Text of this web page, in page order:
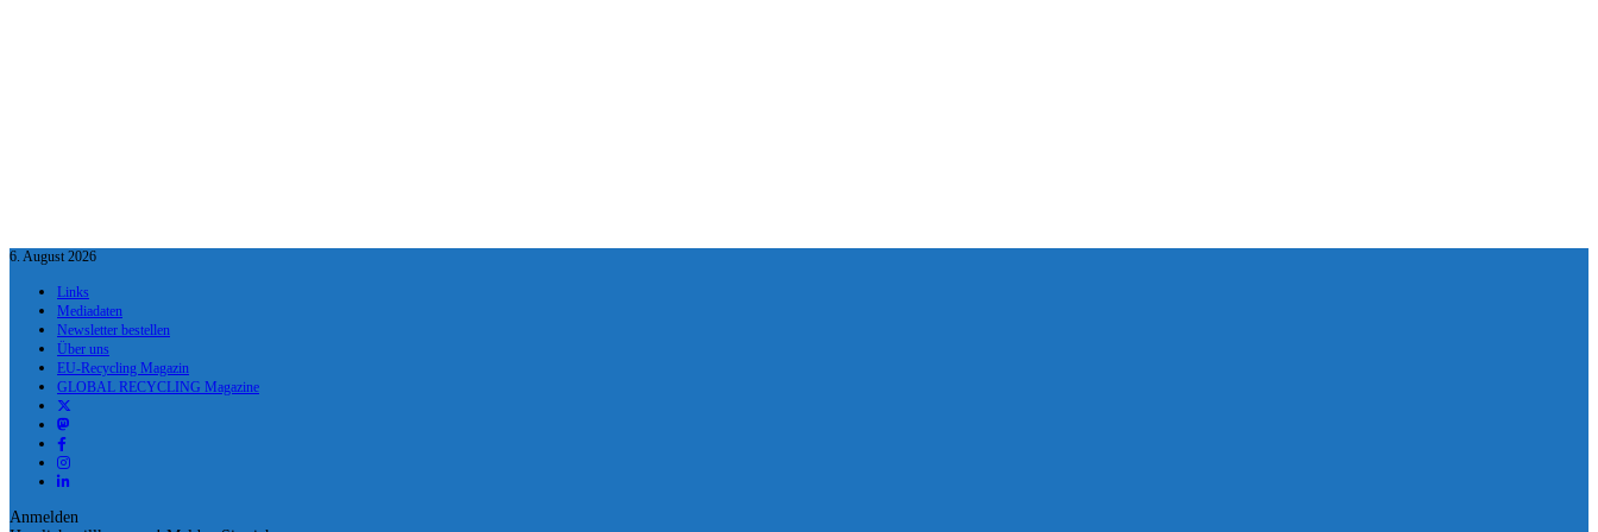
6. August 2026
Links
Mediadaten
Newsletter bestellen
Über uns
EU-Recycling Magazin
GLOBAL RECYCLING Magazine
Anmelden